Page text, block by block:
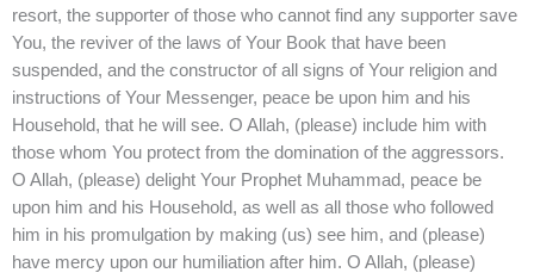
resort, the supporter of those who cannot find any supporter save
You, the reviver of the laws of Your Book that have been
suspended, and the constructor of all signs of Your religion and
instructions of Your Messenger, peace be upon him and his
Household, that he will see. O Allah, (please) include him with
those whom You protect from the domination of the aggressors.
O Allah, (please) delight Your Prophet Muhammad, peace be
upon him and his Household, as well as all those who followed
him in his promulgation by making (us) see him, and (please)
have mercy upon our humiliation after him. O Allah, (please)